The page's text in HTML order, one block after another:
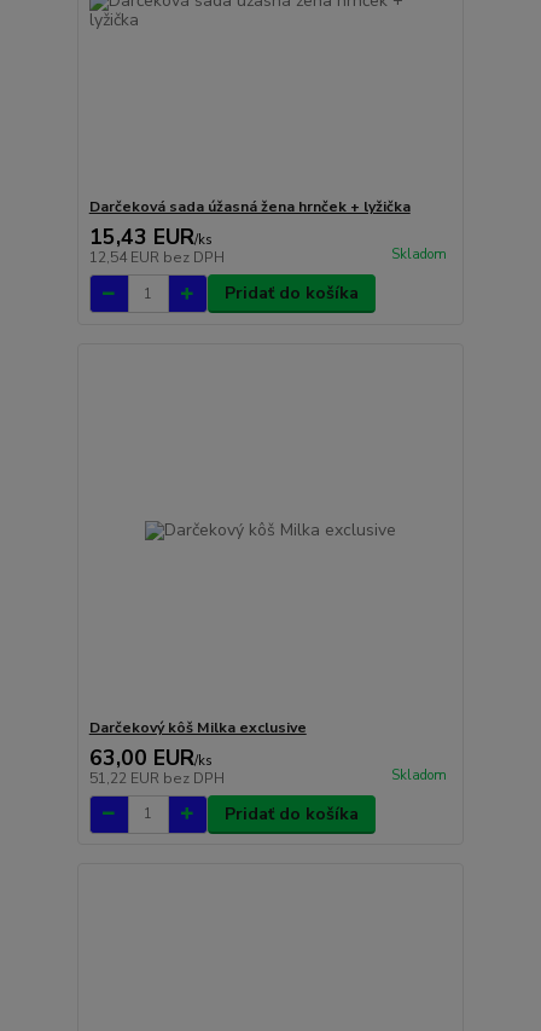
Darčeková sada úžasná žena hrnček + lyžička
15,43 EUR/ks
12,54 EUR bez DPH Skladom
Pridať do košíka
Darčekový kôš Milka exclusive
63,00 EUR/ks
51,22 EUR bez DPH Skladom
Pridať do košíka